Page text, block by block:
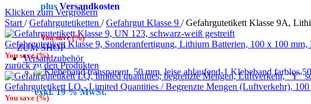
plus Versandkosten
You save(%)
ZUM SHOP
Versandzubehör
Klebeband farblos
exkl. 19 % MwSt.
Klicken zum Vergrößern
Start / Gefahrgutetiketten / Gefahrgut Klasse 9 / Gefahrgutetikett Klasse 9A,
Gefahrgutetikett Klasse 9, Sonderanfertigung, Lithium Batterien, 100 x 100 mm,
You save(%)
zurück zu den Produkten
Gefahrgutetikett LQ - Limited Quantities / Begrenzte Mengen (Luftverkehr),
You save(%)